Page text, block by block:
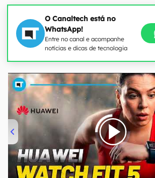
O Canaltech está no
WhatsApp!
Entre no canal e acompanhe
notícias e dicas de tecnologia